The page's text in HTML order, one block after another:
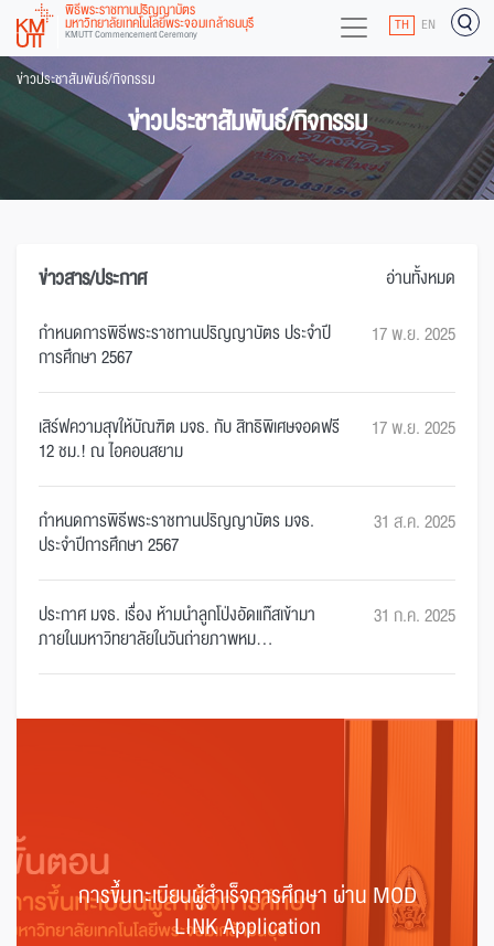
พิธีพระราชทานปริญญาบัตร
มหาวิทยาลัยเทคโนโลยีพระจอมเกล้าธนบุรี
KMUTT Commencement Ceremony TH EN
ข่าวประชาสัมพันธ์/กิจกรรม
ข่าวประชาสัมพันธ์/กิจกรรม
ข่าวสาร/ประกาศ
อ่านทั้งหมด
กำหนดการพิธีพระราชทานปริญญาบัตร ประจำปี
การศึกษา 2567
17 พ.ย. 2025
เสิร์ฟความสุขให้บัณฑิต มจธ. กับ สิทธิพิเศษจอดฟรี
12 ชม.! ณ ไอคอนสยาม
17 พ.ย. 2025
กำหนดการพิธีพระราชทานปริญญาบัตร มจธ.
ประจำปีการศึกษา 2567
31 ส.ค. 2025
ประกาศ มจธ. เรื่อง ห้ามนำลูกโป่งอัดแก๊สเข้ามา
ภายในมหาวิทยาลัยในวันถ่ายภาพหม...
31 ก.ค. 2025
การขึ้นทะเบียนผู้สำเร็จการศึกษา ผ่าน MOD
LINK Application